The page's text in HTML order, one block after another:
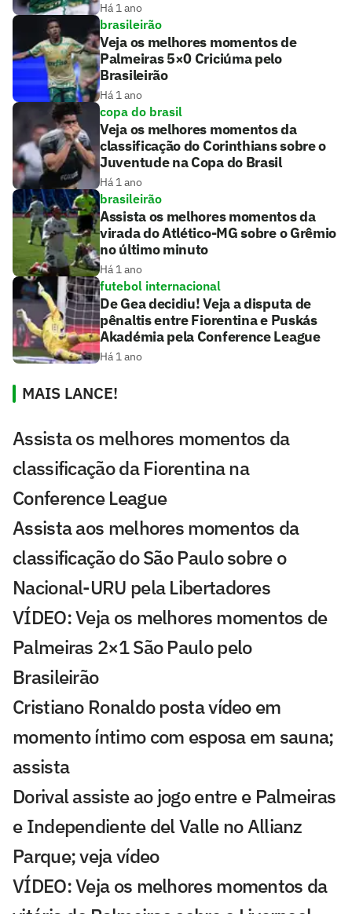
Há 1 ano
brasileirão
Veja os melhores momentos de
Palmeiras 5×0 Criciúma pelo
Brasileirão
Há 1 ano
copa do brasil
Veja os melhores momentos da
classificação do Corinthians sobre o
Juventude na Copa do Brasil
Há 1 ano
brasileirão
Assista os melhores momentos da
virada do Atlético-MG sobre o Grêmio
no último minuto
Há 1 ano
futebol internacional
De Gea decidiu! Veja a disputa de
pênaltis entre Fiorentina e Puskás
Akadémia pela Conference League
Há 1 ano
MAIS LANCE!
Assista os melhores momentos da
classificação da Fiorentina na
Conference League
Assista aos melhores momentos da
classificação do São Paulo sobre o
Nacional-URU pela Libertadores
VÍDEO: Veja os melhores momentos de
Palmeiras 2×1 São Paulo pelo
Brasileirão
Cristiano Ronaldo posta vídeo em
momento íntimo com esposa em sauna;
assista
Dorival assiste ao jogo entre e Palmeiras
e Independiente del Valle no Allianz
Parque; veja vídeo
VÍDEO: Veja os melhores momentos da